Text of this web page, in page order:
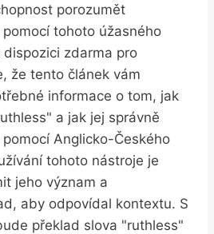
porozumět
tohoto úžasného
zdarma pro
že tento článek vám
informace o tom, jak
a jak jej správně
Anglicko-Českého
tohoto nástroje je
jeho význam a
aby odpovídal kontextu. S
překlad slova "ruthless"